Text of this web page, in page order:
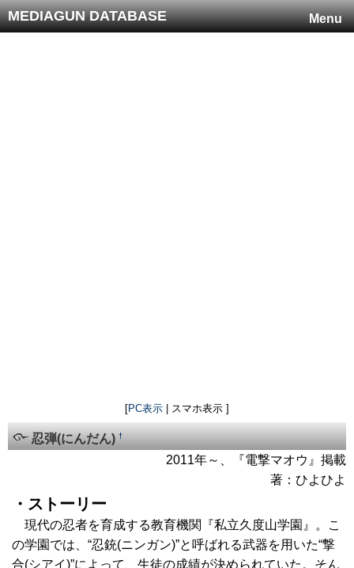
Menu
MEDIAGUN DATABASE
[PC表示 | スマホ表示 ]
忍弾(にんだん)†
2011年～、『電撃マオウ』掲載
著：ひよひよ
・ストーリー
現代の忍者を育成する教育機関『私立久度山学園』。こ
の学園では、“忍銃(ニンガン)”と呼ばれる武器を用いた“撃
合(シアイ)”によって、生徒の成績が決められていた。そん